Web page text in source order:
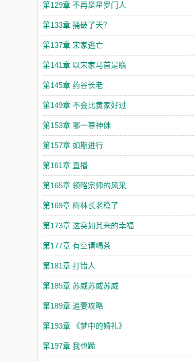
第129章 不再是星罗门人
第133章 捅破了天？
第137章 宋家逃亡
第141章 以宋家马首是瞻
第145章 药谷长老
第149章 不会比黄家好过
第153章 哪一尊神佛
第157章 如期进行
第161章 直播
第165章 领略宗师的风采
第169章 梅林长老稳了
第173章 这突如其来的幸福
第177章 有空请喝茶
第181章 打错人
第185章 苏威苏威苏威
第189章 追妻攻略
第193章 《梦中的婚礼》
第197章 我也跪